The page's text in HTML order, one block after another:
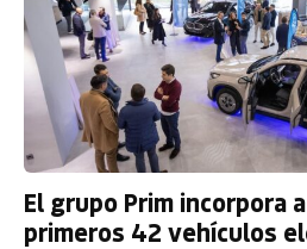
El grupo Prim incorpora
primeros 42 vehículos